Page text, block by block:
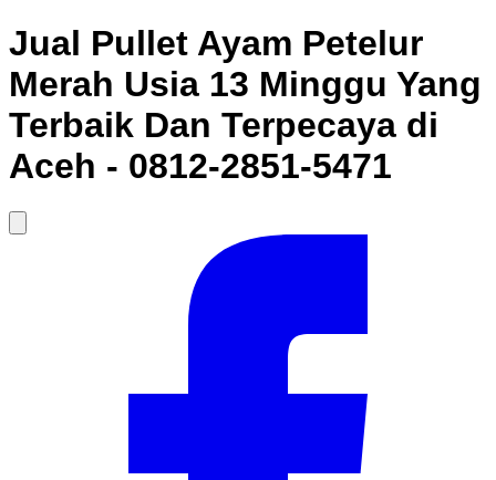
Jual Pullet Ayam Petelur
Merah Usia 13 Minggu Yang
Terbaik Dan Terpecaya di
Aceh - 0812-2851-5471